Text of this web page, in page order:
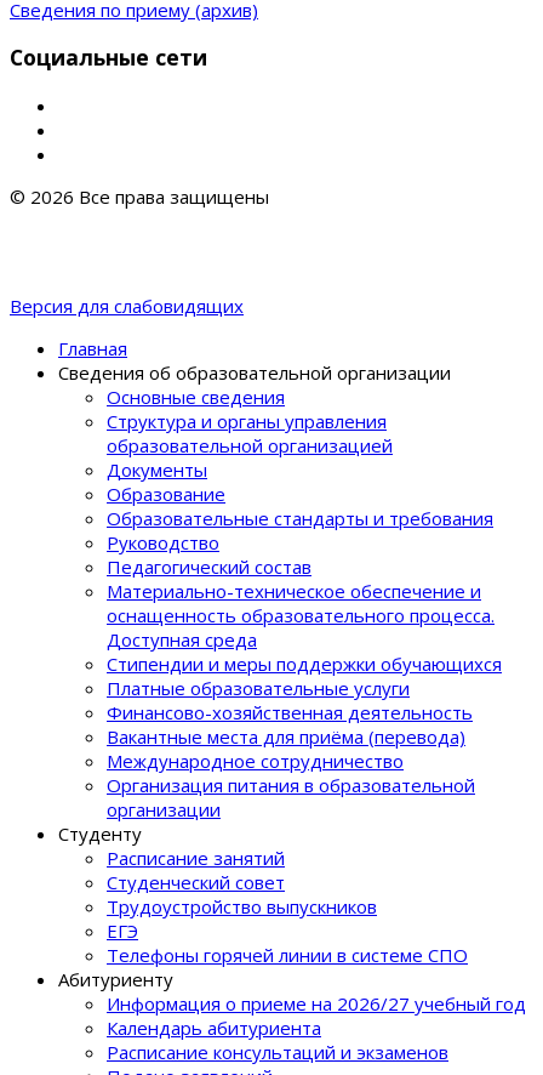
Сведения по приему (архив)
Социальные сети
© 2026 Все права защищены
Версия для слабовидящих
Главная
Сведения об образовательной организации
Основные сведения
Структура и органы управления
образовательной организацией
Документы
Образование
Образовательные стандарты и требования
Руководство
Педагогический состав
Материально-техническое обеспечение и
оснащенность образовательного процеcса.
Доступная среда
Стипендии и меры поддержки обучающихся
Платные образовательные услуги
Финансово-хозяйственная деятельность
Вакантные места для приёма (перевода)
Международное сотрудничество
Организация питания в образовательной
организации
Студенту
Расписание занятий
Студенческий совет
Трудоустройство выпускников
ЕГЭ
Телефоны горячей линии в системе СПО
Абитуриенту
Информация о приеме на 2026/27 учебный год
Календарь абитуриента
Расписание консультаций и экзаменов